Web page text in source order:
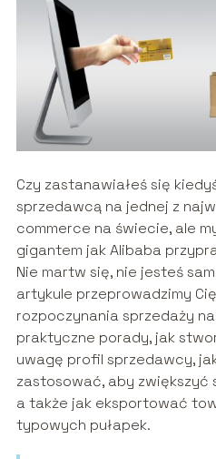
Czy zastanawiałeś się
sprzedawcą na jednej z
commerce na świecie, ale
gigantem jak Alibaba
Nie martw się, nie jesteś
artykule przeprowadzimy
rozpoczynania sprzedaży
praktyczne porady, jak
uwagę profil sprzedawcy,
zastosować, aby zwiększyć
a także jak eksportować
typowych pułapek.